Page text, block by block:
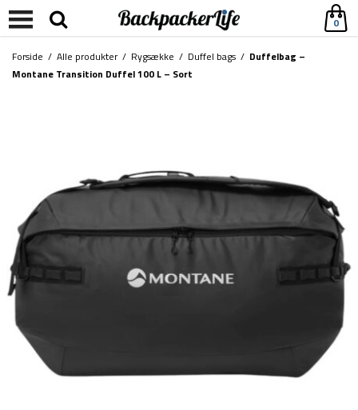
0
Forside / Alle produkter/ Rygsække / Duffel bags / Duffelbag –
Montane Transition Duffel 100 L – Sort